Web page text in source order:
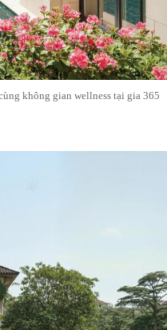
không gian wellness tại gia 365